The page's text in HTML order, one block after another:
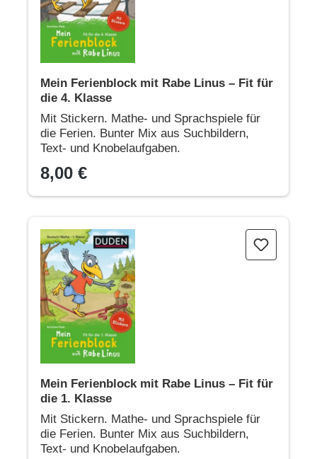
Mein Ferienblock mit Rabe Linus – Fit für
die 4. Klasse
Mit Stickern. Mathe- und Sprachspiele für
die Ferien. Bunter Mix aus Suchbildern,
Text- und Knobelaufgaben.
8,00 €
Mein Ferienblock mit Rabe Linus – Fit für die 1. Klasse
Mein Ferienblock mit Rabe Linus – Fit für
die 1. Klasse
Mit Stickern. Mathe- und Sprachspiele für
die Ferien. Bunter Mix aus Suchbildern,
Text- und Knobelaufgaben.